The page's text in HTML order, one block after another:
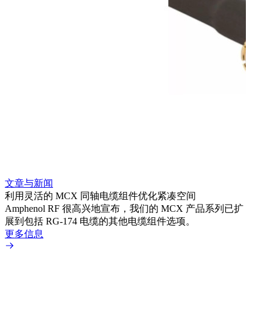
文章与新闻
利用灵活的 MCX 同轴电缆组件优化紧凑空间
Amphenol RF 很高兴地宣布，我们的 MCX 产品系列已扩
展到包括 RG-174 电缆的其他电缆组件选项。
更多信息